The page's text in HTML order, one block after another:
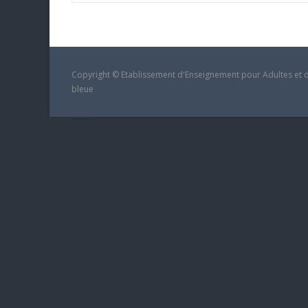
Copyright © Etablissement d'Enseignement pour Adultes et
bleue